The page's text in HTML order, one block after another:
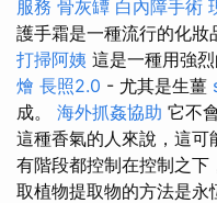
服務 骨灰罈 白內障手術
護手霜是一種流行的化妝
打掃阿姨 這是一種用強
燴 長照2.0 - 尤其是生薑
成。 海外抓姦協助 它不
這種香氣的人來說，這
有階段都控制在控制之
取植物提取物的方法是